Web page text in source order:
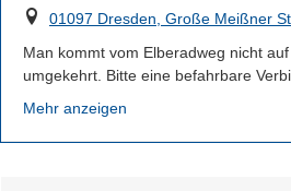
Ort
01097 Dresden, Große Meißner
Man kommt vom Elberadweg nicht
umgekehrt. Bitte eine befahrbare
Mehr anzeigen